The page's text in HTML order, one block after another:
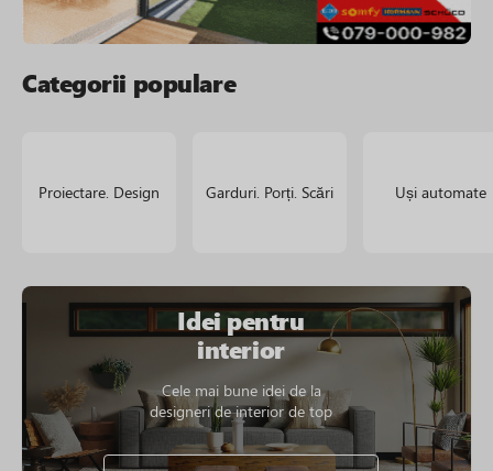
Categorii populare
Proiectare. Design Garduri. Porți. Scări Uși automate
Idei pentru
interior
Cele mai bune idei de la
designeri de interior de top